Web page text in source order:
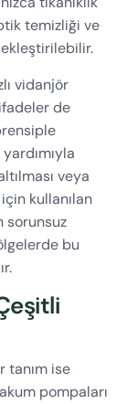
temizliği ve
vidanjör
de
veya
kullanılan
sorunsuz
bu
tanım ise
pompaları